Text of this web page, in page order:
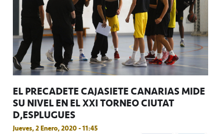
EL PRECADETE CAJASIETE CANARIAS MIDE
SU NIVEL EN EL XXI TORNEO CIUTAT
D’ESPLUGUES
Jueves, 2 Enero, 2020 - 11:45